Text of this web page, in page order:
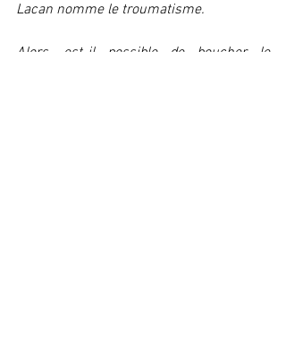
Lacan nomme le troumatisme.
Alors, est-il possible de boucher le